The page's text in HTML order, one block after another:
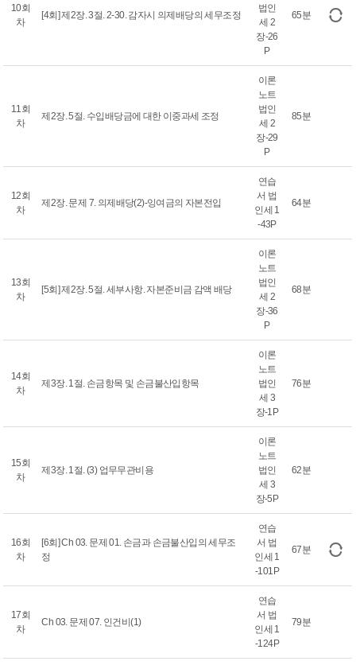
10회
차
[4회] 제2장. 3절. 2-30. 감자시 의제배당의 세무조정
법인
세 2
장-26
P
65분
11회
차
제2장. 5절. 수입배당금에 대한 이중과세 조정
이론
노트
법인
세 2
장-29
P
85분
12회
차
제2장. 문제 7. 의제배당(2)-잉여금의 자본전입
연습
서 법
인세 1
-43P
64분
13회
차
[5회] 제2장. 5절. 세부사항. 자본준비금 감액 배당
이론
노트
법인
세 2
장-36
P
68분
14회
차
제3장. 1절. 손금항목 및 손금불산입항목
이론
노트
법인
세 3
장-1P
76분
15회
차
제3장. 1절. (3) 업무무관비용
이론
노트
법인
세 3
장-5P
62분
16회
차
[6회] Ch 03. 문제 01. 손금과 손금불산입의 세무조
정
연습
서 법
인세 1
-101P
67분
17회
차
Ch 03. 문제 07. 인건비(1)
연습
서 법
인세 1
-124P
79분